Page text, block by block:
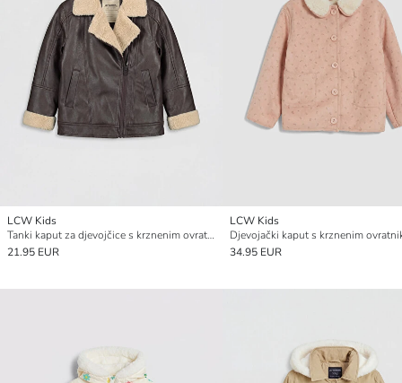
LCW Kids
Tanki kaput za djevojčice s krznenim ovratnikom
21.95 EUR
LCW Kids
34.95 EUR